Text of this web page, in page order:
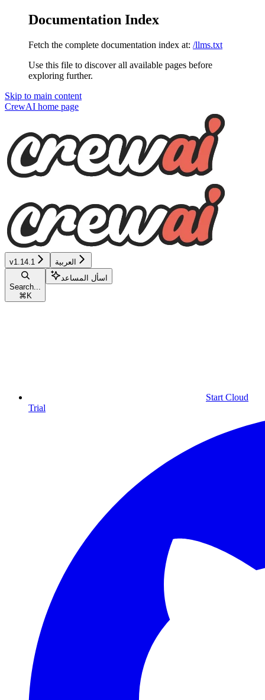
Documentation Index
Fetch the complete documentation index at: /llms.txt
Use this file to discover all available pages before
exploring further.
Skip to main content
CrewAI home page
v1.14.1 العربية
Search...
⌘ K
اسأل المساعد
Start Cloud
Trial